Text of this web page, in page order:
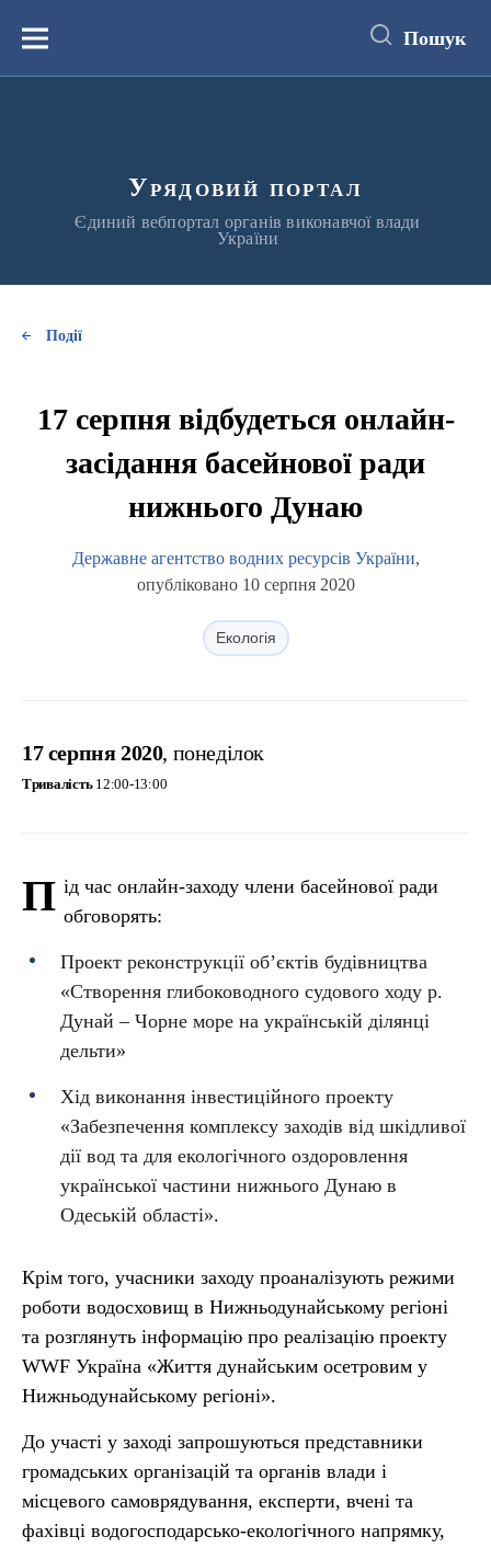
вмістуМеню Пошук
Урядовий портал
Єдиний вебпортал органів виконавчої влади
України
Події
17 серпня відбудеться онлайн-
засідання басейнової ради
нижнього Дунаю
Державне агентство водних ресурсів України,
опубліковано 10 серпня 2020
Екологія
17 серпня 2020, понеділок
Тривалість12:00-13:00
П ід час онлайн-заходу члени басейнової ради
обговорять:
Проект реконструкції об’єктів будівництва
«Створення глибоководного судового ходу р.
Дунай – Чорне море на українській ділянці
дельти»
Хід виконання інвестиційного проекту
«Забезпечення комплексу заходів від шкідливої
дії вод та для екологічного оздоровлення
української частини нижнього Дунаю в
Одеській області».
Крім того, учасники заходу проаналізують режими
роботи водосховищ в Нижньодунайському регіоні
та розглянуть інформацію про реалізацію проекту
WWF Україна «Життя дунайським осетровим у
Нижньодунайському регіоні».
До участі у заході запрошуються представники
громадських організацій та органів влади і
місцевого самоврядування, експерти, вчені та
фахівці водогосподарсько-екологічного напрямку,